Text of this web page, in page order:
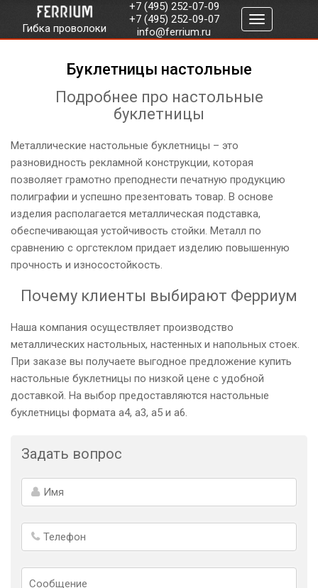
Гибка проволоки
+7 (495) 252-07-09
+7 (495) 252-09-07
info@ferrium.ru
Буклетницы настольные
Подробнее про настольные
буклетницы
Металлические настольные буклетницы – это
разновидность рекламной конструкции, которая
позволяет грамотно преподнести печатную продукцию
полиграфии и успешно презентовать товар. В основе
изделия располагается металлическая подставка,
обеспечивающая устойчивость стойки. Металл по
сравнению с оргстеклом придает изделию повышенную
прочность и износостойкость.
Почему клиенты выбирают Ферриум
Наша компания осуществляет производство
металлических настольных, настенных и напольных стоек.
При заказе вы получаете выгодное предложение купить
настольные буклетницы по низкой цене с удобной
доставкой. На выбор предоставляются настольные
буклетницы формата а4, а3, а5 и а6.
Задать вопрос